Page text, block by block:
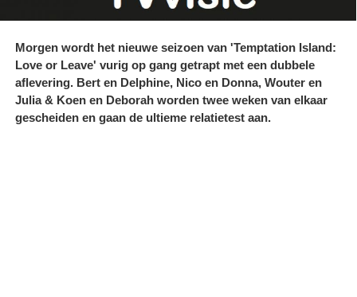
Morgen wordt het nieuwe seizoen van 'Temptation Island:
Love or Leave' vurig op gang getrapt met een dubbele
aflevering. Bert en Delphine, Nico en Donna, Wouter en
Julia & Koen en Deborah worden twee weken van elkaar
gescheiden en gaan de ultieme relatietest aan.